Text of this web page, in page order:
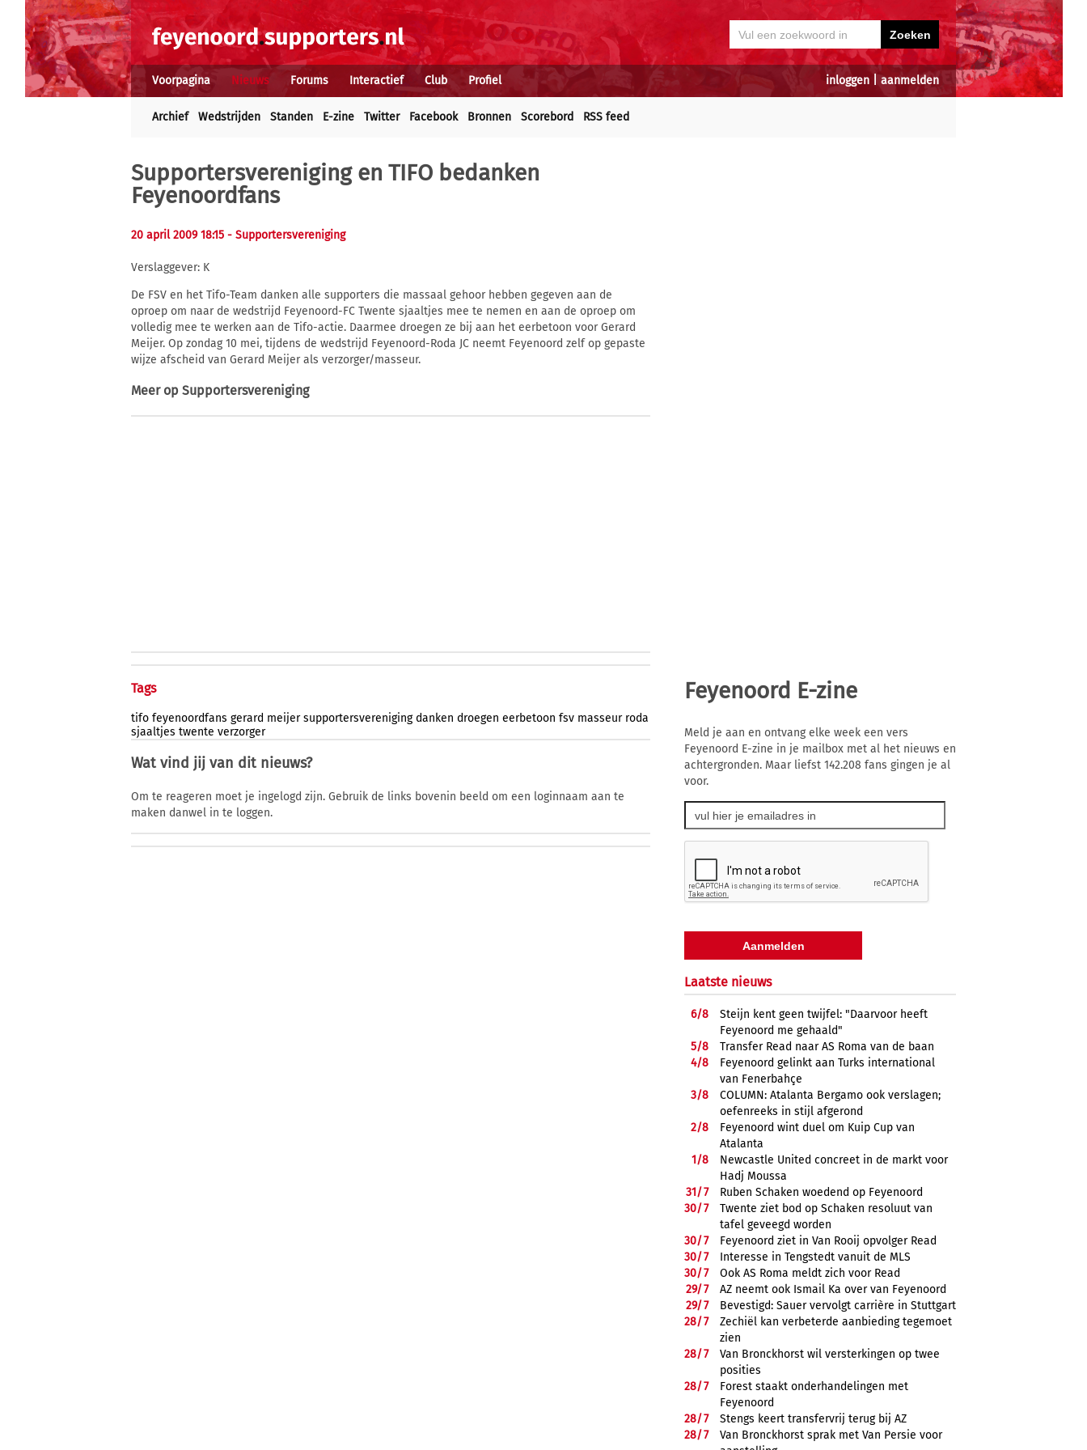
inloggen aanmelden
Voorpagina Nieuws Forums Interactief Club Profiel
Archief Wedstrijden Standen E-zine Twitter Facebook Bronnen Scorebord RSS feed
Supportersvereniging en TIFO bedanken
Feyenoordfans
20 april 2009 18:15 - Supportersvereniging
Verslaggever: K
De FSV en het Tifo-Team danken alle supporters die massaal gehoor hebben gegeven aan de
oproep om naar de wedstrijd Feyenoord-FC Twente sjaaltjes mee te nemen en aan de oproep om
volledig mee te werken aan de Tifo-actie. Daarmee droegen ze bij aan het eerbetoon voor Gerard
Meijer. Op zondag 10 mei, tijdens de wedstrijd Feyenoord-Roda JC neemt Feyenoord zelf op gepaste
wijze afscheid van Gerard Meijer als verzorger/masseur.
Meer op Supportersvereniging
Tags
tifo feyenoordfans gerard meijer supportersvereniging danken droegen eerbetoon fsv masseur roda
sjaaltjes twente verzorger
Wat vind jij van dit nieuws?
Om te reageren moet je ingelogd zijn. Gebruik de links bovenin beeld om een loginnaam aan te
maken danwel in te loggen.
Feyenoord E-zine
Meld je aan en ontvang elke week een vers
Feyenoord E-zine in je mailbox met al het nieuws en
achtergronden. Maar liefst 142.208 fans gingen je al
voor.
Laatste nieuws
6/8
Steijn kent geen twijfel: "Daarvoor heeft
Feyenoord me gehaald"
5/8
Transfer Read naar AS Roma van de baan
4/8
Feyenoord gelinkt aan Turks international
van Fenerbahçe
3/8
COLUMN: Atalanta Bergamo ook verslagen;
oefenreeks in stijl afgerond
2/8
Feyenoord wint duel om Kuip Cup van
Atalanta
1/8
Newcastle United concreet in de markt voor
Hadj Moussa
31/7
Ruben Schaken woedend op Feyenoord
30/7
Twente ziet bod op Schaken resoluut van
tafel geveegd worden
30/7
Feyenoord ziet in Van Rooij opvolger Read
30/7
Interesse in Tengstedt vanuit de MLS
30/7
Ook AS Roma meldt zich voor Read
29/7
AZ neemt ook Ismail Ka over van Feyenoord
29/7
Bevestigd: Sauer vervolgt carrière in Stuttgart
28/7
Zechiël kan verbeterde aanbieding tegemoet
zien
28/7
Van Bronckhorst wil versterkingen op twee
posities
28/7
Forest staakt onderhandelingen met
Feyenoord
28/7
Stengs keert transfervrij terug bij AZ
28/7
Van Bronckhorst sprak met Van Persie voor